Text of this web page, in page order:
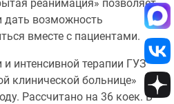
реанимация» позволяет
дать возможность
вместе с пациентами.
интенсивной терапии ГУЗ
клинической больнице»
Рассчитано на 36 коек. В